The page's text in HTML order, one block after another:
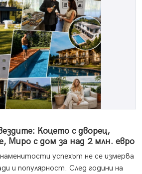
Коцето с дворец,
Миро с дом за над 2 млн. евро
успехът не се измерва
и популярност. След години на